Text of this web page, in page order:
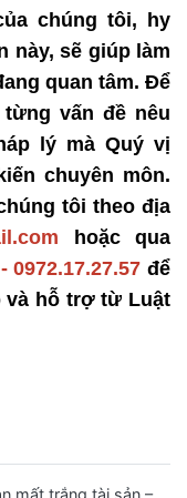
chúng tôi, hy
này, sẽ giúp làm
quan tâm. Để
vấn đề nêu
lý mà Quý vị
chuyên môn.
tôi theo địa
hoặc qua
0972.17.27.57 để
và hỗ trợ từ Luật
mất trắng tài sản –